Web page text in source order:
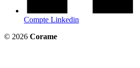
Compte Linkedin
© 2026 Corame